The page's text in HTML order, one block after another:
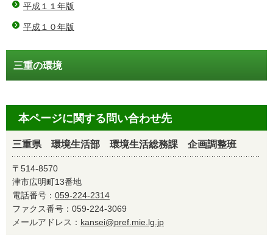
平成１１年版
平成１０年版
三重の環境
本ページに関する問い合わせ先
三重県 環境生活部 環境生活総務課 企画調整班
〒514-8570
津市広明町13番地
電話番号： 059-224-2314
ファクス番号：059-224-3069
メールアドレス： kansei@pref.mie.lg.jp